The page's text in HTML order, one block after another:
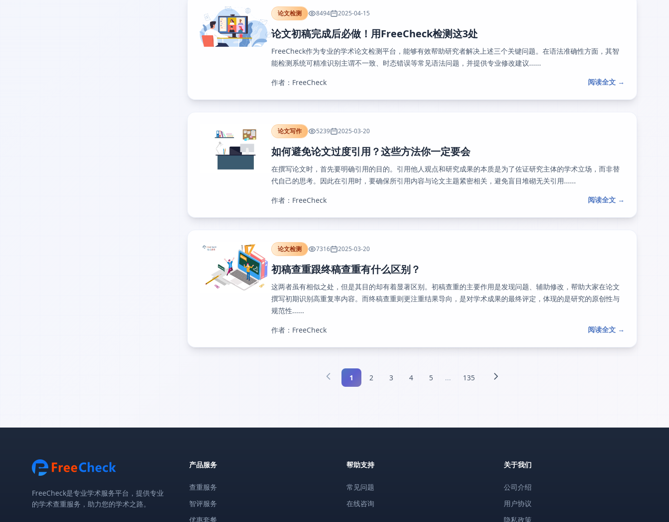
论文检测 8494 2025-04-15
论文初稿完成后必做！用FreeCheck检测这3处
FreeCheck作为专业的学术论文检测平台，能够有效帮助研究者解决上述三个关键问题。在语法准确性方面，其智
能检测系统可精准识别主谓不一致、时态错误等常见语法问题，并提供专业修改建议......
作者：FreeCheck 阅读全文 →
论文写作 5239 2025-03-20
如何避免论文过度引用？这些方法你一定要会
在撰写论文时，首先要明确引用的目的。引用他人观点和研究成果的本质是为了佐证研究主体的学术立场，而非替
代自己的思考。因此在引用时，要确保所引用内容与论文主题紧密相关，避免盲目堆砌无关引用......
作者：FreeCheck 阅读全文 →
论文检测 7316 2025-03-20
初稿查重跟终稿查重有什么区别？
这两者虽有相似之处，但是其目的却有着显著区别。初稿查重的主要作用是发现问题、辅助修改，帮助大家在论文
撰写初期识别高重复率内容。而终稿查重则更注重结果导向，是对学术成果的最终评定，体现的是研究的原创性与
规范性......
作者：FreeCheck 阅读全文 →
1 2 3 4 5 ... 135
FreeCheck是专业学术服务平台，提供专业
的学术查重服务，助力您的学术之路。
产品服务
查重服务
智评服务
优惠套餐
帮助支持
常见问题
在线咨询
关于我们
公司介绍
用户协议
隐私政策